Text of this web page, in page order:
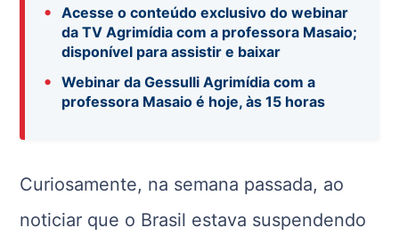
•
Acesse o conteúdo exclusivo do webinar
da TV Agrimídia com a professora Masaio;
disponível para assistir e baixar
•
Webinar da Gessulli Agrimídia com a
professora Masaio é hoje, às 15 horas
Curiosamente, na semana passada, ao
noticiar que o Brasil estava suspendendo